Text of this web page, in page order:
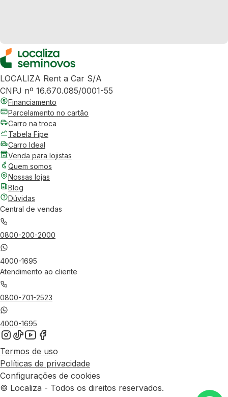
LOCALIZA Rent a Car S/A
CNPJ nº 16.670.085/0001-55
Financiamento
Parcelamento no cartão
Carro na troca
Tabela Fipe
Carro Ideal
Venda para lojistas
Quem somos
Nossas lojas
Blog
Dúvidas
Central de vendas
0800-200-2000
4000-1695
Atendimento ao cliente
0800-701-2523
4000-1695
Termos de uso
Políticas de privacidade
Configurações de cookies
© Localiza - Todos os direitos reservados.